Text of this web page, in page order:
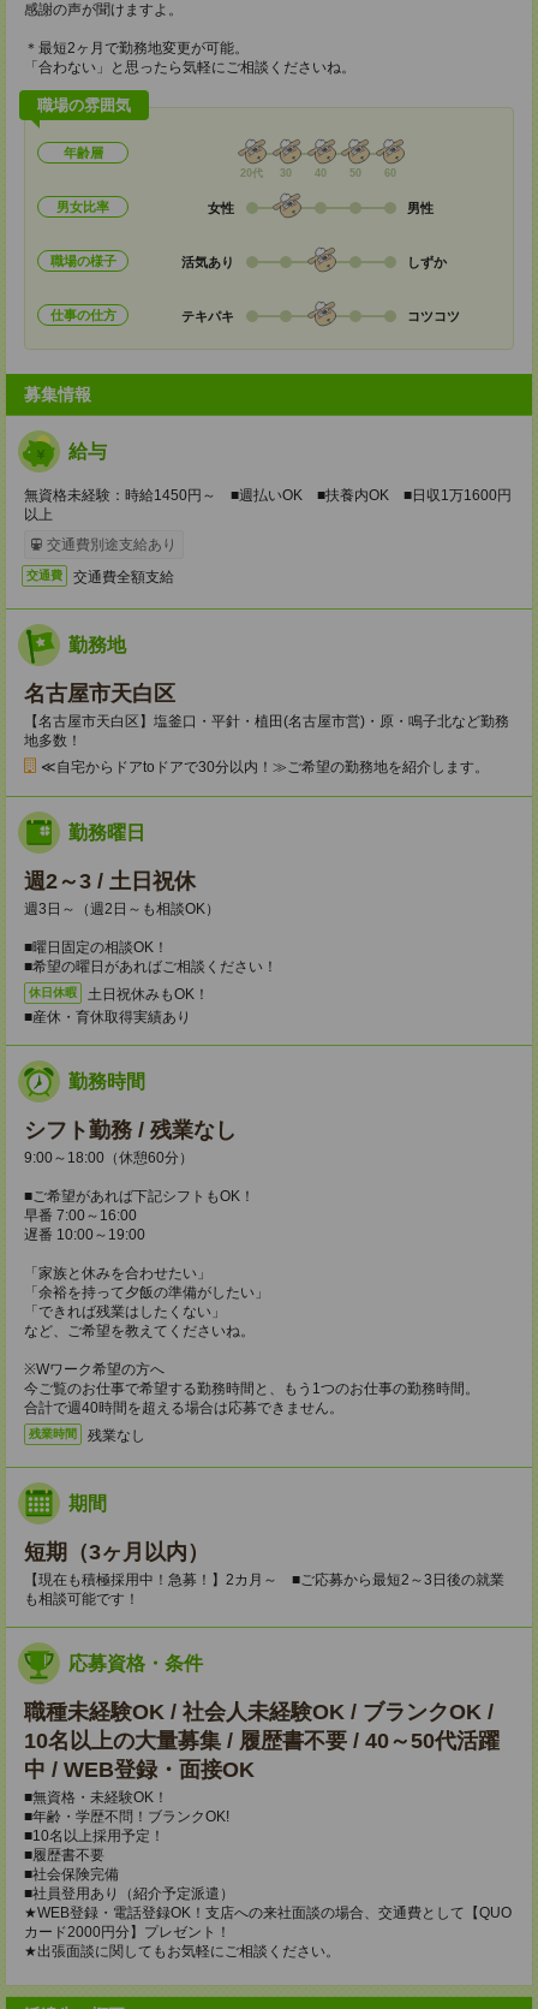
感謝の声が聞けますよ。
＊最短2ヶ月で勤務地変更が可能。
「合わない」と思ったら気軽にご相談くださいね。
職場の雰囲気
年齢層
20代 30 40 50 60
男女比率 女性 男性
職場の様子 活気あり しずか
仕事の仕方 テキパキ コツコツ
募集情報
給与
無資格未経験：時給1450円～ ■週払いOK ■扶養内OK ■日収1万1600円
以上
交通費別途支給あり
交通費 交通費全額支給
勤務地
名古屋市天白区
【名古屋市天白区】塩釜口・平針・植田(名古屋市営)・原・鳴子北など勤務
地多数！
≪自宅からドアtoドアで30分以内！≫ご希望の勤務地を紹介します。
勤務曜日
週2～3 / 土日祝休
週3日～（週2日～も相談OK）
■曜日固定の相談OK！
■希望の曜日があればご相談ください！
休日休暇
土日祝休みもOK！
■産休・育休取得実績あり
勤務時間
シフト勤務 / 残業なし
9:00～18:00（休憩60分）
■ご希望があれば下記シフトもOK！
早番 7:00～16:00
遅番 10:00～19:00
「家族と休みを合わせたい」
「余裕を持って夕飯の準備がしたい」
「できれば残業はしたくない」
など、ご希望を教えてくださいね。
※Wワーク希望の方へ
今ご覧のお仕事で希望する勤務時間と、もう1つのお仕事の勤務時間。
合計で週40時間を超える場合は応募できません。
残業時間 残業なし
期間
短期（3ヶ月以内）
【現在も積極採用中！急募！】2カ月～ ■ご応募から最短2～3日後の就業
も相談可能です！
応募資格・条件
職種未経験OK / 社会人未経験OK / ブランクOK /
10名以上の大量募集 / 履歴書不要 / 40～50代活躍
中 / WEB登録・面接OK
■無資格・未経験OK！
■年齢・学歴不問！ブランクOK!
■10名以上採用予定！
■履歴書不要
■社会保険完備
■社員登用あり（紹介予定派遣）
★WEB登録・電話登録OK！支店への来社面談の場合、交通費として【QUO
カード2000円分】プレゼント！
★出張面談に関してもお気軽にご相談ください。